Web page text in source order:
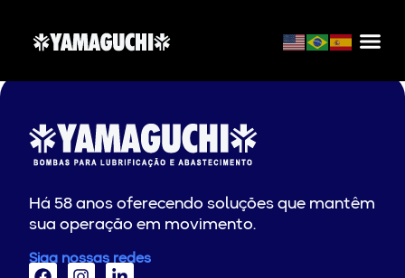
FERMAQ
Há 58 anos oferecendo soluções que mantêm
sua operação em movimento.
Siga nossas redes